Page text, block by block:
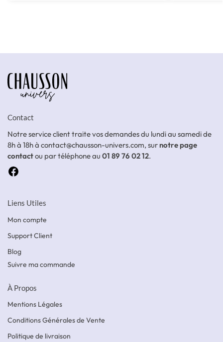
Contact
Notre service client traite vos demandes du lundi au samedi de
8h à 18h à contact@chausson-univers.com, surnotre page
contactou par téléphone au 01 89 76 02 12.
Liens Utiles
Mon compte
Support Client
Blog
Suivre ma commande
À Propos
Mentions Légales
Conditions Générales de Vente
Politique de livraison